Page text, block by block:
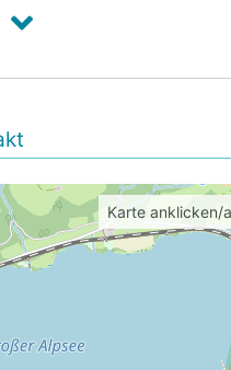
Karte anklicken/